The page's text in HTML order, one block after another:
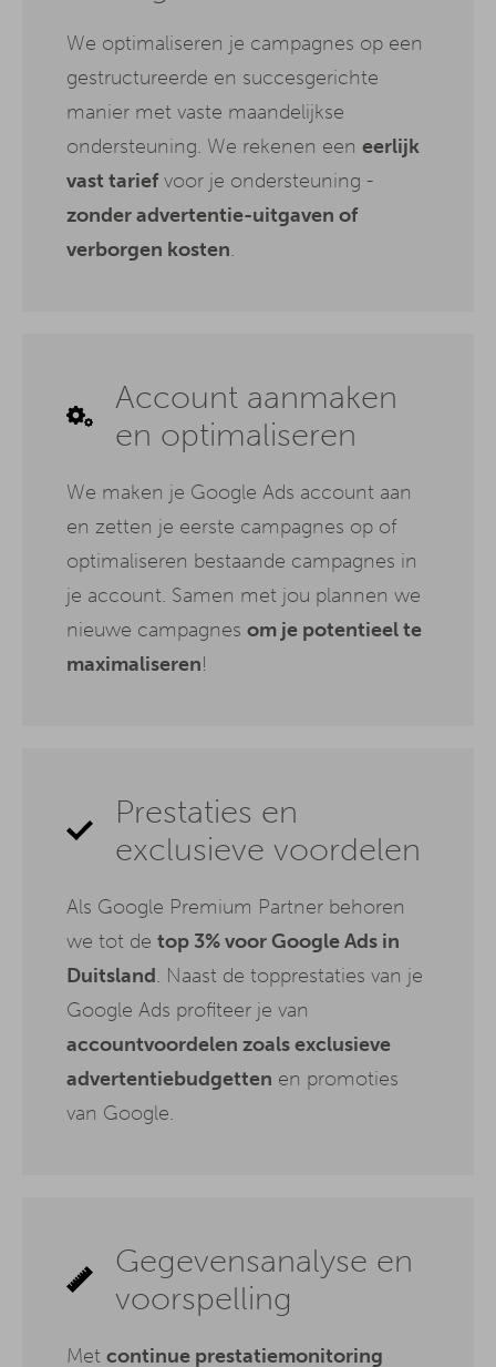
We optimaliseren je campagnes op een
gestructureerde en succesgerichte
manier met vaste maandelijkse
ondersteuning. We rekenen een eerlijk
vast tariefvoor je ondersteuning -
zonder advertentie-uitgaven of
verborgen kosten.
Account aanmaken
en optimaliseren
We maken je Google Ads account aan
en zetten je eerste campagnes op of
optimaliseren bestaande campagnes in
je account. Samen met jou plannen we
nieuwe campagnes om je potentieel te
maximaliseren!
Prestaties en
exclusieve voordelen
Als Google Premium Partner behoren
we tot de top 3% voor Google Ads in
Duitsland. Naast de topprestaties van je
Google Ads profiteer je van
accountvoordelen zoals exclusieve
advertentiebudgetten en promoties
van Google.
Gegevensanalyse en
voorspelling
Met continue prestatiemonitoring